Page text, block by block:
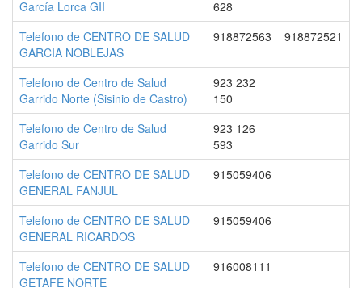
García Lorca GII
628
Telefono de CENTRO DE SALUD
GARCIA NOBLEJAS
918872563 918872521
Telefono de Centro de Salud
Garrido Norte (Sisinio de Castro)
923 232
150
Telefono de Centro de Salud
Garrido Sur
923 126
593
Telefono de CENTRO DE SALUD
GENERAL FANJUL
915059406
Telefono de CENTRO DE SALUD
GENERAL RICARDOS
915059406
Telefono de CENTRO DE SALUD
GETAFE NORTE
916008111